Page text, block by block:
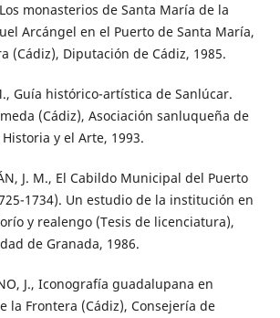
Los monasterios de Santa María de la
Arcángel en el Puerto de Santa María,
(Cádiz), Diputación de Cádiz, 1985.
Guía histórico-artística de Sanlúcar.
(Cádiz), Asociación sanluqueña de
y el Arte, 1993.
J. M., El Cabildo Municipal del Puerto
1734). Un estudio de la institución en
y realengo (Tesis de licenciatura),
de Granada, 1986.
J., Iconografía guadalupana en
la Frontera (Cádiz), Consejería de